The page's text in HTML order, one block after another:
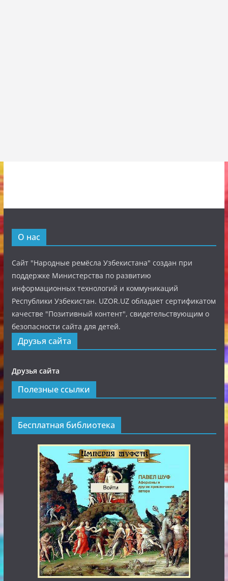
О нас
Сайт "Народные ремёсла Узбекистана" создан при
поддержке Министерства по развитию
информационных технологий и коммуникаций
Республики Узбекистан. UZOR.UZ обладает сертификатом
качестве "Позитивный контент", свидетельствующим о
безопасности сайта для детей.
Друзья сайта
Друзья сайта
Полезные ссылки
Бесплатная библиотека